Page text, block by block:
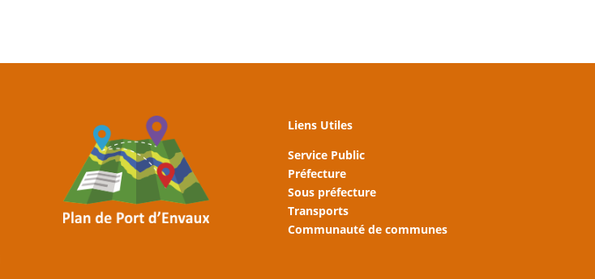
Liens Utiles
Service Public
Préfecture
Sous préfecture
Transports
Communauté de communes